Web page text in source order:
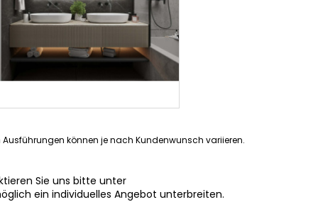
können je nach Kundenwunsch variieren.
Sie uns bitte unter
ein individuelles Angebot unterbreiten.